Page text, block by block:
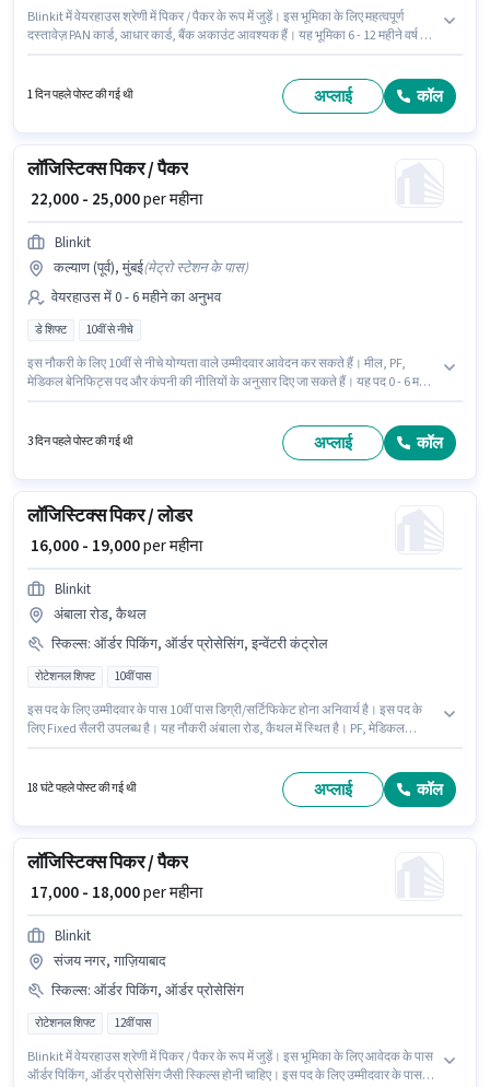
Blinkit में वेयरहाउस श्रेणी में पिकर / पैकर के रूप में जुड़ें। इस भूमिका के लिए महत्वपूर्ण
दस्तावेज़ PAN कार्ड, आधार कार्ड, बैंक अकाउंट आवश्यक हैं। यह भूमिका 6 - 12 महीने वर्ष के
अनिवार्य है। इस भूमिका में Fixed + Incentives वेतन संरचना मिलती है।
1 दिन पहले पोस्ट की गई थी अप्लाई कॉल
लॉजिस्टिक्स पिकर / पैकर
₹ 22,000 - 25,000per महीना
Blinkit
कल्याण (पूर्व), मुंबई(मेट्रो स्टेशन के पास)
वेयरहाउस में 0 - 6 महीने का अनुभव
डे शिफ्ट 10वीं से नीचे
इस नौकरी के लिए 10वीं से नीचे योग्यता वाले उम्मीदवार आवेदन कर सकते हैं। मील, PF,
मेडिकल बेनिफिट्स पद और कंपनी की नीतियों के अनुसार दिए जा सकते हैं। यह पद 0 - 6 महीने
भूमिका फुल टाइम की है, डे शिफ्ट के साथ और 6 days working प्रति सप्ताह है।
3 दिन पहले पोस्ट की गई थी अप्लाई कॉल
लॉजिस्टिक्स पिकर / लोडर
₹ 16,000 - 19,000per महीना
Blinkit
अंबाला रोड, कैथल
स्किल्स: ऑर्डर पिकिंग, ऑर्डर प्रोसेसिंग, इन्वेंटरी कंट्रोल
रोटेशनल शिफ्ट 10वीं पास
इस पद के लिए उम्मीदवार के पास 10वीं पास डिग्री/सर्टिफिकेट होना अनिवार्य है। इस पद के
लिए Fixed सैलरी उपलब्ध है। यह नौकरी अंबाला रोड, कैथल में स्थित है। PF, मेडिकल
उम्मीदवार के पास इन्वेंटरी कंट्रोल, ऑर्डर पिकिंग, ऑर्डर प्रोसेसिंग होना अनिवार्य है।
18 घंटे पहले पोस्ट की गई थी अप्लाई कॉल
लॉजिस्टिक्स पिकर / पैकर
₹ 17,000 - 18,000per महीना
Blinkit
संजय नगर, गाज़ियाबाद
स्किल्स: ऑर्डर पिकिंग, ऑर्डर प्रोसेसिंग
रोटेशनल शिफ्ट 12वीं पास
Blinkit में वेयरहाउस श्रेणी में पिकर / पैकर के रूप में जुड़ें। इस भूमिका के लिए आवेदक के पास
ऑर्डर पिकिंग, ऑर्डर प्रोसेसिंग जैसी स्किल्स होनी चाहिए। इस पद के लिए उम्मीदवार के पास